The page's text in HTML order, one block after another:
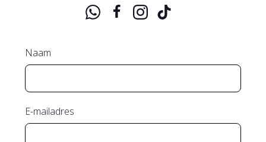
Naam
E-mailadres